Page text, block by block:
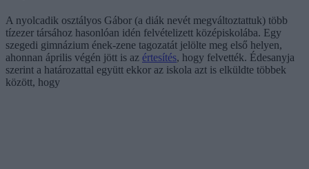
A nyolcadik osztályos Gábor (a diák nevét megváltoztattuk) több
tízezer társához hasonlóan idén felvételizett középiskolába. Egy
szegedi gimnázium ének-zene tagozatát jelölte meg első helyen,
ahonnan április végén jött is az értesítés, hogy felvették. Édesanyja
szerint a határozattal együtt ekkor az iskola azt is elküldte többek
között, hogy